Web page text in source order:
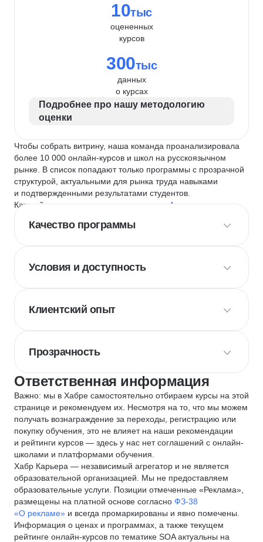
10тыс
оцененных
курсов
300тыс
данных
о курсах
Подробнее про нашу методологию
оценки
Чтобы собрать витрину, наша команда проанализировала
более 10 000 онлайн-курсов и школ на русскоязычном
рынке. В список попадают только программы с прозрачной
структурой, актуальными для рынка труда навыками
и подтвержденными результатами студентов.
Каждый курс и школу мы оцениваем по
4 критериям
Качество программы
Условия и доступность
Клиентский опыт
Прозрачность
Ответственная информация
Важно: мы в Хабре самостоятельно отбираем курсы на этой
странице и рекомендуем их. Несмотря на то, что мы можем
получать вознаграждение за переходы, регистрацию или
покупку обучения, это не влияет на наши рекомендации
и рейтинги курсов — здесь у нас нет соглашений с онлайн-
школами и платформами обучения.
Хабр Карьера — независимый агрегатор и не является
образовательной организацией. Мы не предоставляем
образовательные услуги. Позиции отмеченные «Реклама»,
размещены на платной основе согласно ФЗ-38
«О рекламе» и всегда промаркированы и явно помечены.
Информация о ценах и программах, а также текущем
рейтинге онлайн-курсов по тематике SOA актуальны на